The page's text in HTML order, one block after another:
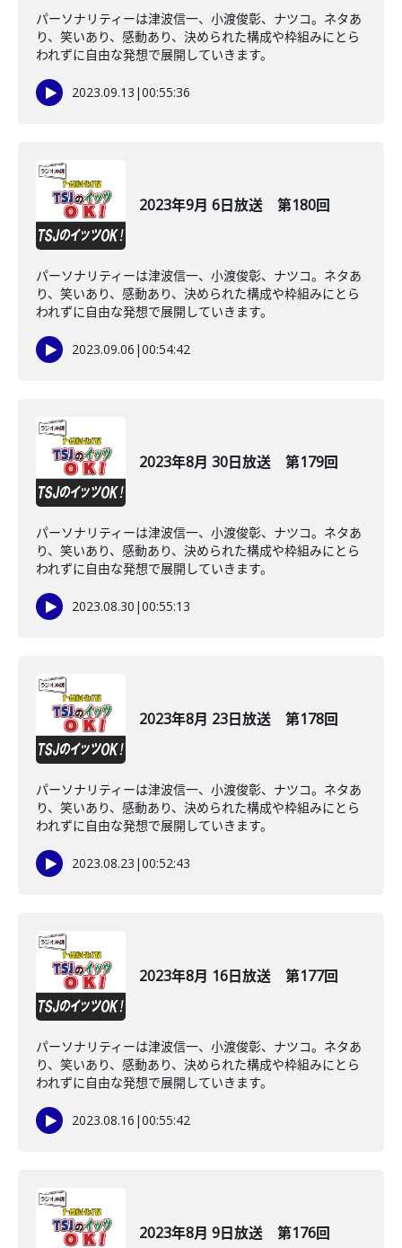
パーソナリティーは津波信一、小渡俊彰、ナツコ。ネタあ
り、笑いあり、感動あり、決められた構成や枠組みにとら
われずに自由な発想で展開していきます。
2023.09.13 |00:55:36
2023年9月 6日放送 第180回
パーソナリティーは津波信一、小渡俊彰、ナツコ。ネタあ
り、笑いあり、感動あり、決められた構成や枠組みにとら
われずに自由な発想で展開していきます。
2023.09.06 |00:54:42
2023年8月 30日放送 第179回
パーソナリティーは津波信一、小渡俊彰、ナツコ。ネタあ
り、笑いあり、感動あり、決められた構成や枠組みにとら
われずに自由な発想で展開していきます。
2023.08.30 |00:55:13
2023年8月 23日放送 第178回
パーソナリティーは津波信一、小渡俊彰、ナツコ。ネタあ
り、笑いあり、感動あり、決められた構成や枠組みにとら
われずに自由な発想で展開していきます。
2023.08.23 |00:52:43
2023年8月 16日放送 第177回
パーソナリティーは津波信一、小渡俊彰、ナツコ。ネタあ
り、笑いあり、感動あり、決められた構成や枠組みにとら
われずに自由な発想で展開していきます。
2023.08.16 |00:55:42
2023年8月 9日放送 第176回